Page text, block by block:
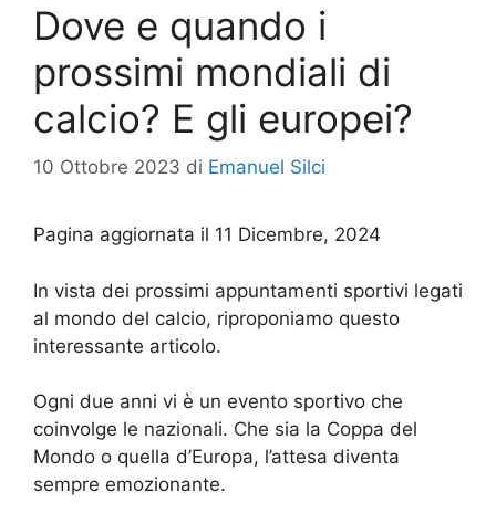
Dove e quando i
prossimi mondiali di
calcio? E gli europei?
10 Ottobre 2023 di Emanuel Silci
Pagina aggiornata il 11 Dicembre, 2024
In vista dei prossimi appuntamenti sportivi legati
al mondo del calcio, riproponiamo questo
interessante articolo.
Ogni due anni vi è un evento sportivo che
coinvolge le nazionali. Che sia la Coppa del
Mondo o quella d’Europa, l’attesa diventa
sempre emozionante.